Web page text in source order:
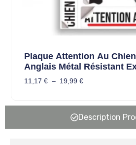
Plaque Attention Au
Anglais Métal Résistant
11,17 € – 19,99 €
Description